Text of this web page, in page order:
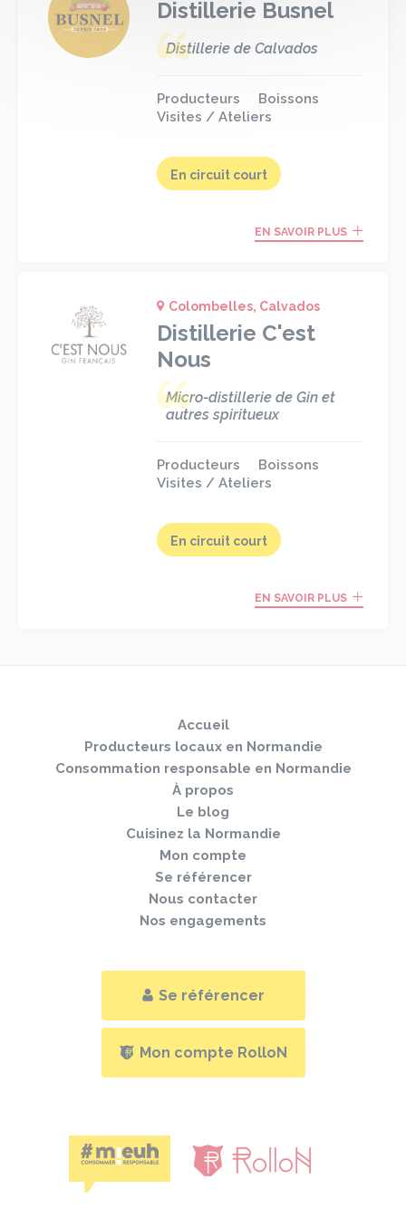
Distillerie Busnel
Distillerie de Calvados
Producteurs
Boissons
Visites / Ateliers
En circuit court
EN SAVOIR PLUS
Colombelles, Calvados
Distillerie C'est
Nous
Micro-distillerie de Gin et
autres spiritueux
Producteurs
Boissons
Visites / Ateliers
En circuit court
EN SAVOIR PLUS
Accueil
Producteurs locaux en Normandie
Consommation responsable en Normandie
À propos
Le blog
Cuisinez la Normandie
Mon compte
Se référencer
Nous contacter
Nos engagements
Se référencer
Mon compte RolloN